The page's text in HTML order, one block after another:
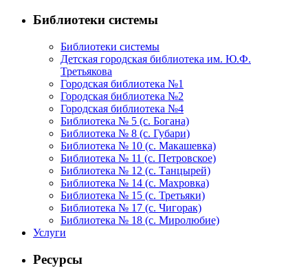
Библиотеки системы
Библиотеки системы
Детская городская библиотека им. Ю.Ф.
Третьякова
Городская библиотека №1
Городская библиотека №2
Городская библиотека №4
Библиотека № 5 (с. Богана)
Библиотека № 8 (с. Губари)
Библиотека № 10 (с. Макашевка)
Библиотека № 11 (с. Петровское)
Библиотека № 12 (с. Танцырей)
Библиотека № 14 (с. Махровка)
Библиотека № 15 (с. Третьяки)
Библиотека № 17 (с. Чигорак)
Библиотека № 18 (с. Миролюбие)
Услуги
Ресурсы